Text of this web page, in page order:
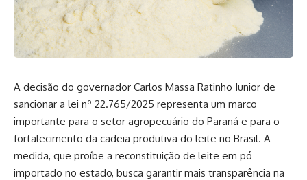
A decisão do governador Carlos Massa Ratinho Junior de
sancionar a lei nº 22.765/2025 representa um marco
importante para o setor agropecuário do Paraná e para o
fortalecimento da cadeia produtiva do leite no Brasil. A
medida, que proíbe a reconstituição de leite em pó
importado no estado, busca garantir mais transparência na